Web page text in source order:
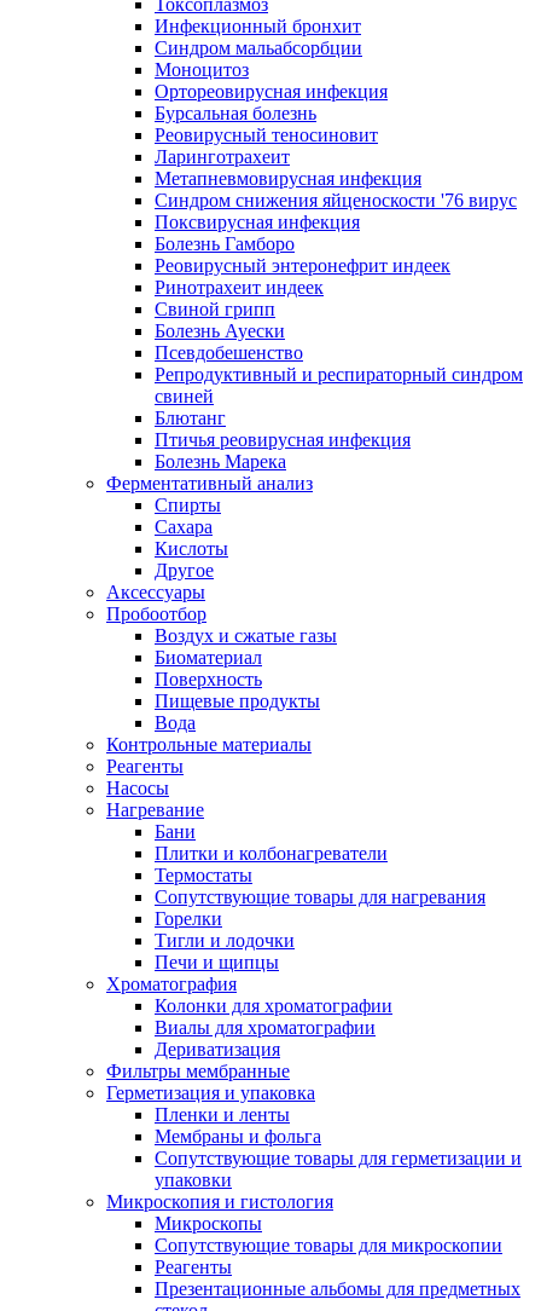
Токсоплазмоз
Инфекционный бронхит
Синдром мальабсорбции
Моноцитоз
Ортореовирусная инфекция
Бурсальная болезнь
Реовирусный теносиновит
Ларинготрахеит
Метапневмовирусная инфекция
Синдром снижения яйценоскости '76 вирус
Поксвирусная инфекция
Болезнь Гамборо
Реовирусный энтеронефрит индеек
Ринотрахеит индеек
Свиной грипп
Болезнь Ауески
Псевдобешенство
Репродуктивный и респираторный синдром
свиней
Блютанг
Птичья реовирусная инфекция
Болезнь Марека
Ферментативный анализ
Спирты
Сахара
Кислоты
Другое
Аксессуары
Пробоотбор
Воздух и сжатые газы
Биоматериал
Поверхность
Пищевые продукты
Вода
Контрольные материалы
Реагенты
Насосы
Нагревание
Бани
Плитки и колбонагреватели
Термостаты
Сопутствующие товары для нагревания
Горелки
Тигли и лодочки
Печи и щипцы
Хроматография
Колонки для хроматографии
Виалы для хроматографии
Дериватизация
Фильтры мембранные
Герметизация и упаковка
Пленки и ленты
Мембраны и фольга
Сопутствующие товары для герметизации и
упаковки
Микроскопия и гистология
Микроскопы
Сопутствующие товары для микроскопии
Реагенты
Презентационные альбомы для предметных